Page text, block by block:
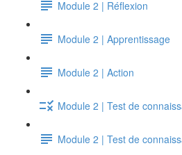
Module 2 | Réflexion
Module 2 | Apprentissage
Module 2 | Action
Module 2 | Test de
Module 2 | Test de